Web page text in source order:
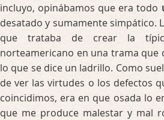
incluyo, opinábamos que era todo
desatado y sumamente simpático.
que trataba de crear la
norteamericano en una trama que
lo que se dice un ladrillo. Como
de ver las virtudes o los defectos
coincidimos, era en que osada lo
que me produce malestar y mal